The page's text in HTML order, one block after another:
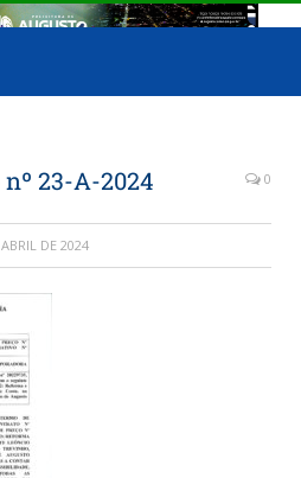
23-A-2024 0
DE 2024